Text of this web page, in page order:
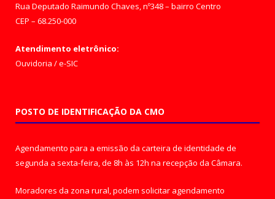
Rua Deputado Raimundo Chaves, nº348 – bairro Centro
CEP – 68.250-000
Atendimento eletrônico:
Ouvidoria /e-SIC
POSTO DE IDENTIFICAÇÃO DA CMO
Agendamento para a emissão da carteira de identidade de
segunda a sexta-feira, de 8h às 12h na recepção da Câmara.
Moradores da zona rural, podem solicitar agendamento